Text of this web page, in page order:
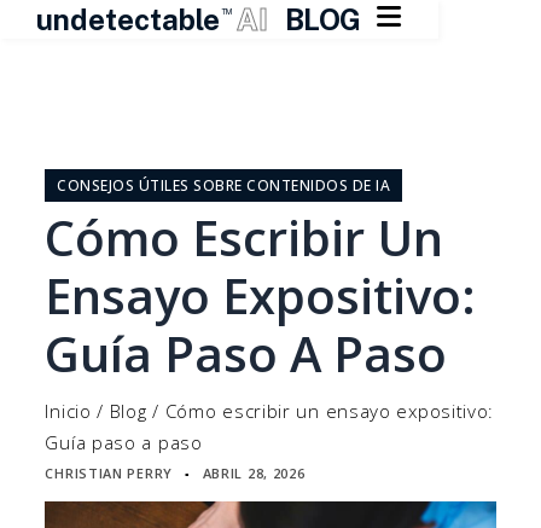
undetectable TM AI BLOG 
contenidoCONSEJOS ÚTILES SOBRE CONTENIDOS DE IA
Cómo Escribir Un
Ensayo Expositivo:
Guía Paso A Paso
Inicio / Blog / Cómo escribir un ensayo expositivo:
Guía paso a paso
CHRISTIAN PERRY ▪ ABRIL 28, 2026